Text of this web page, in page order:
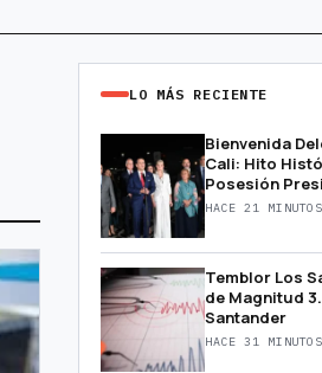
LO MÁS RECIENTE
Bienvenida
Cali: Hito
Posesión
HACE 21 MINUTOS
Temblor Los
de Magnitud
Santander
HACE 31 MINUTOS